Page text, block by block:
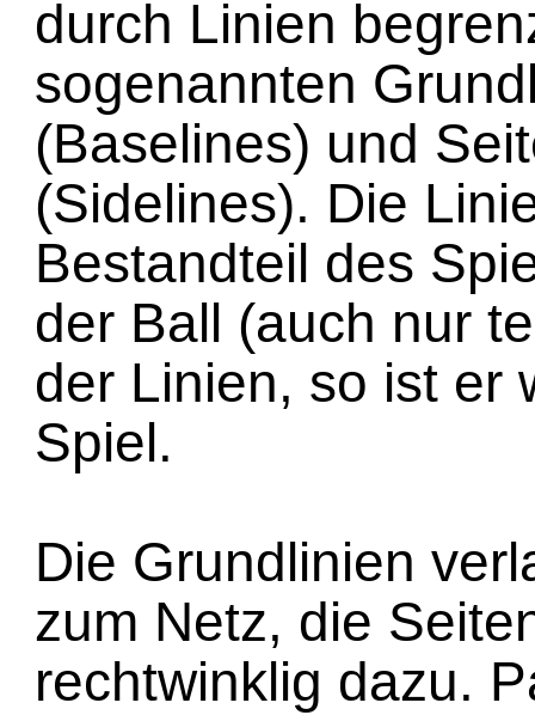
durch Linien
sogenannten
(Baselines) und
(Sidelines). Die
Bestandteil des
der Ball (auch nur
der Linien, so ist er
Spiel.
Die Grundlinien
zum Netz, die
rechtwinklig dazu.